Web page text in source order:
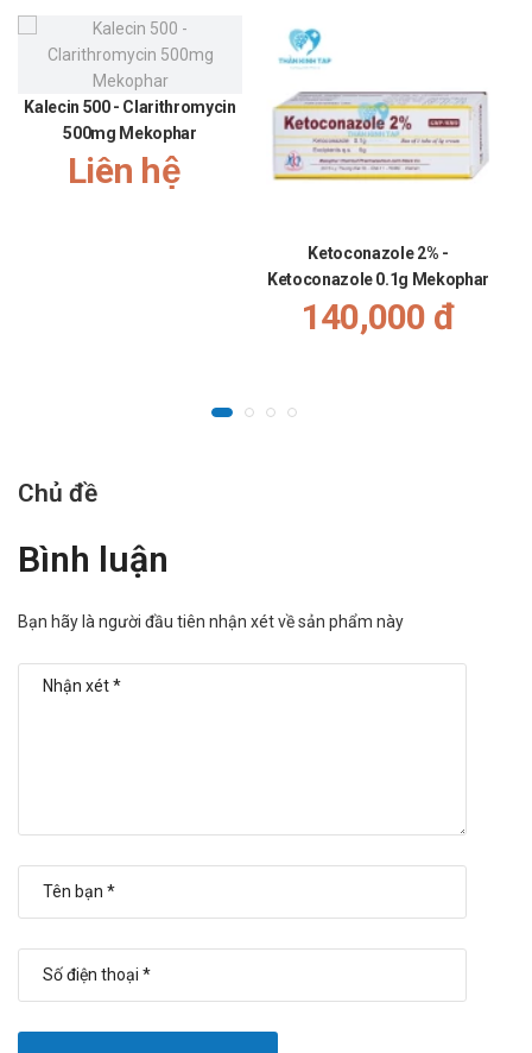
Kalecin 500 - Clarithromycin
500mg Mekophar
Liên hệ
Ketoconazole 2% -
Ketoconazole 0.1g Mekophar
140,000 đ
Chủ đề
Bình luận
Bạn hãy là người đầu tiên nhận xét về sản phẩm này